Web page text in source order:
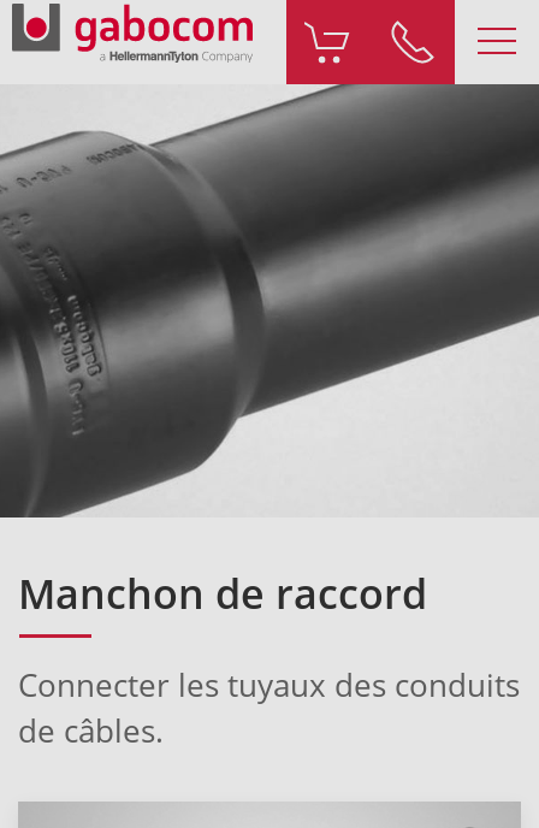
Manchon de raccord
Connecter les tuyaux des conduits
de câbles.